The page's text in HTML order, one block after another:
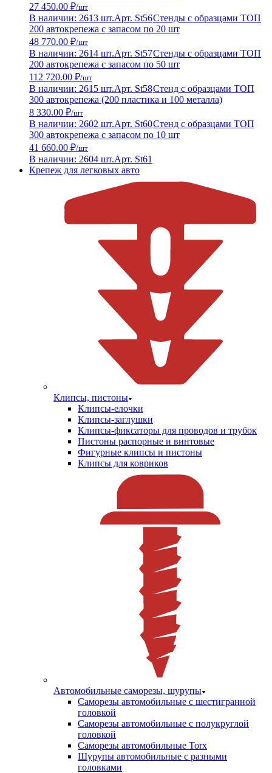
27 450.00 ₽/шт
В наличии: 2613 шт.Арт. St56Стенды с образцами ТОП
200 автокрепежа с запасом по 20 шт
48 770.00 ₽/шт
В наличии: 2614 шт.Арт. St57Стенды с образцами ТОП
200 автокрепежа с запасом по 50 шт
112 720.00 ₽/шт
В наличии: 2615 шт.Арт. St58Стенд с образцами ТОП
300 автокрепежа (200 пластика и 100 металла)
8 330.00 ₽/шт
В наличии: 2602 шт.Арт. St60Стенд с образцами ТОП
300 автокрепежа с запасом по 10 шт
41 660.00 ₽/шт
В наличии: 2604 шт.Арт. St61
Крепеж для легковых авто
Клипсы, пистоны
Клипсы-елочки
Клипсы-заглушки
Клипсы-фиксаторы для проводов и трубок
Пистоны распорные и винтовые
Фигурные клипсы и пистоны
Клипсы для ковриков
Автомобильные саморезы, шурупы
Саморезы автомобильные с шестигранной
головкой
Саморезы автомобильные с полукруглой
головкой
Саморезы автомобильные Torx
Шурупы автомобильные с разными
головками